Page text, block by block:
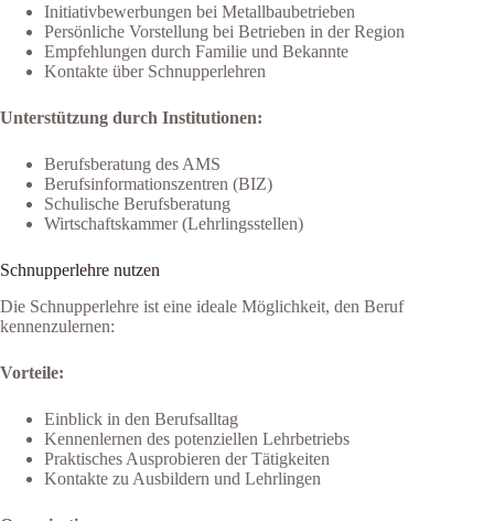
Initiativbewerbungen bei Metallbaubetrieben
Persönliche Vorstellung bei Betrieben in der Region
Empfehlungen durch Familie und Bekannte
Kontakte über Schnupperlehren
Unterstützung durch Institutionen:
Berufsberatung des AMS
Berufsinformationszentren (BIZ)
Schulische Berufsberatung
Wirtschaftskammer (Lehrlingsstellen)
Schnupperlehre nutzen
Die Schnupperlehre ist eine ideale Möglichkeit, den Beruf
kennenzulernen:
Vorteile:
Einblick in den Berufsalltag
Kennenlernen des potenziellen Lehrbetriebs
Praktisches Ausprobieren der Tätigkeiten
Kontakte zu Ausbildern und Lehrlingen